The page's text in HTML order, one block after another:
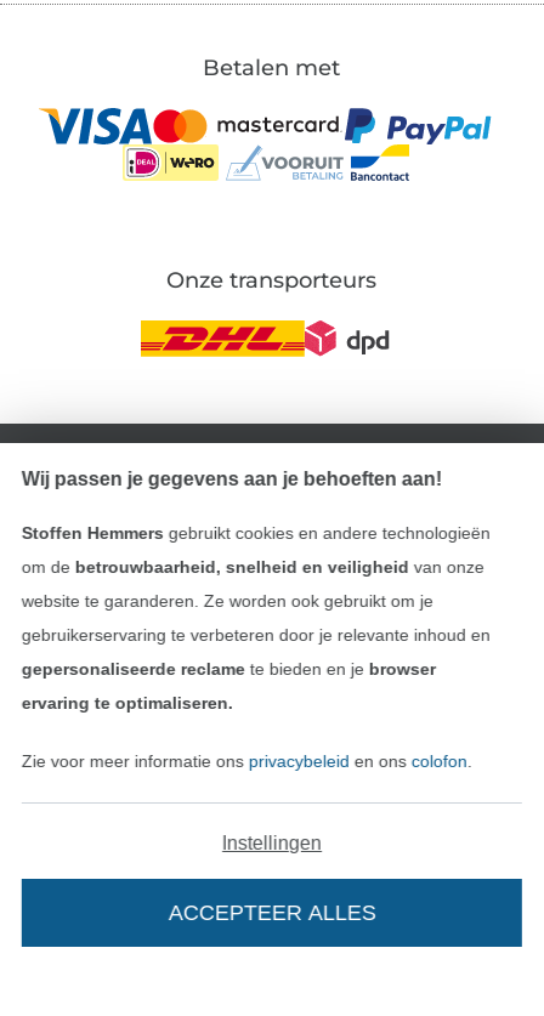
Betalen met
Onze transporteurs
Colofon
Privacy
Recht op retournering
Bestelling herroepen
Vind meer inspiratie
Wissel naar de Duitse shop
Wij passen je gegevens aan je behoeften aan!
Stoffen Hemmers gebruikt cookies en andere technologieën
om de betrouwbaarheid, snelheid en veiligheid van onze
website te garanderen. Ze worden ook gebruikt om je
gebruikerservaring te verbeteren door je relevante inhoud en
gepersonaliseerde reclamete bieden en je browser
ervaring te optimaliseren.
Zie voor meer informatie ons privacybeleid en ons colofon
Instellingen
ACCEPTEER ALLES